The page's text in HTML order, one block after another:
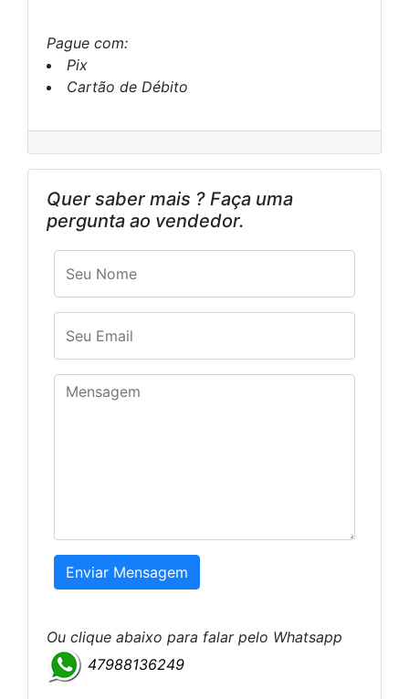
Pague com:
Pix
Cartão de Débito
Quer saber mais ? Faça uma
pergunta ao vendedor.
Ou clique abaixo para falar pelo Whatsapp
47988136249